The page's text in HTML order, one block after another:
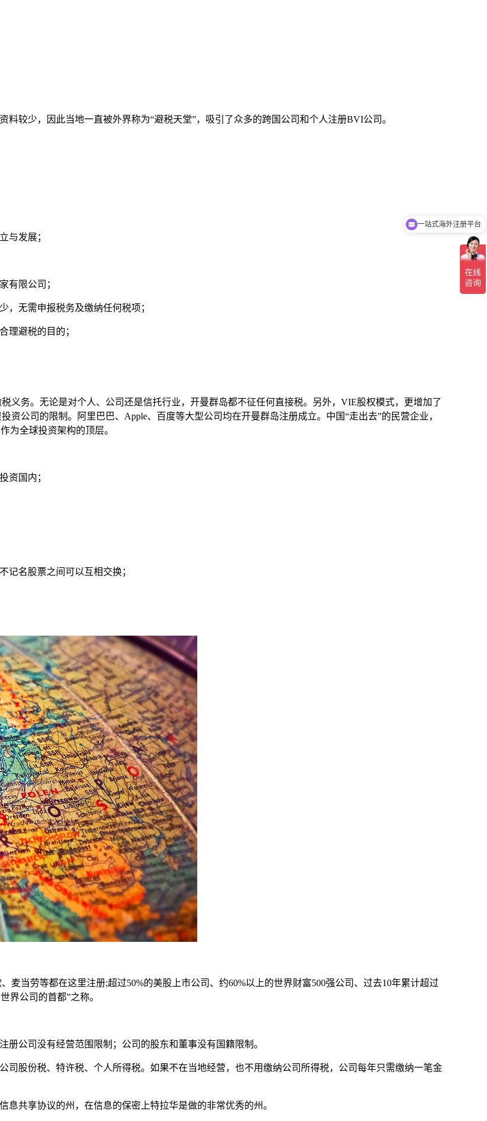
较少，因此当地一直被外界称为“避税天堂”，吸引了众多的跨国公司和个人注册BVI公司。
与发展；
有限公司；
，无需申报税务及缴纳任何税项；
理避税的目的；
义务。无论是对个人、公司还是信托行业，开曼群岛都不征任何直接税。另外，VIE股权模式，更增加了
资公司的限制。阿里巴巴、Apple、百度等大型公司均在开曼群岛注册成立。中国“走出去”的民营企业，
为全球投资架构的顶层。
资国内；
记名股票之间可以互相交换；
麦当劳等都在这里注册;超过50%的美股上市公司、约60%以上的世界财富500强公司、过去10年累计超过
界公司的首都”之称。
公司没有经营范围限制；公司的股东和董事没有国籍限制。
司股份税、特许税、个人所得税。如果不在当地经营，也不用缴纳公司所得税，公司每年只需缴纳一笔金
共享协议的州，在信息的保密上特拉华是做的非常优秀的州。
一站式海外注册平台
你们是怎么收费的呢